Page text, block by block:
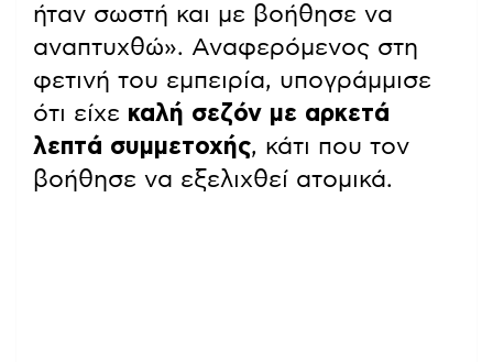
ήταν σωστή και με βοήθησε να
αναπτυχθώ». Αναφερόμενος στη
φετινή του εμπειρία, υπογράμμισε
ότι είχε καλή σεζόν με αρκετά
λεπτά συμμετοχής, κάτι που τον
βοήθησε να εξελιχθεί ατομικά.